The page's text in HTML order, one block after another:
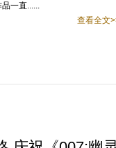
一直......
查看全文